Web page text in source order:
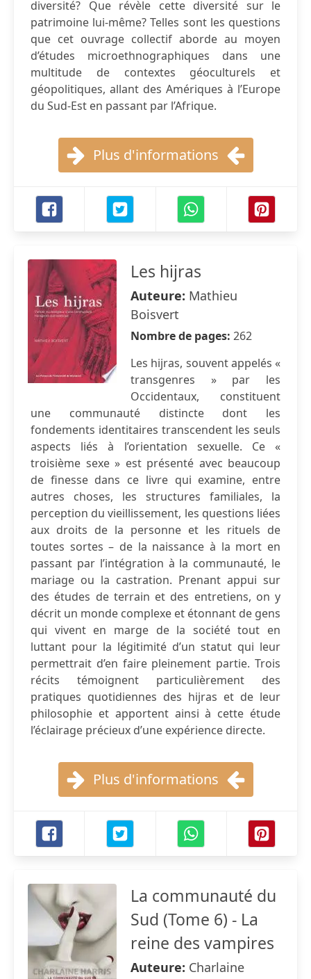
diversité? Que révèle cette diversité sur le
patrimoine lui-même? Telles sont les questions
que cet ouvrage collectif aborde au moyen
d’études microethnographiques dans une
multitude de contextes géoculturels et
géopolitiques, allant des Amériques à l’Europe
du Sud-Est en passant par l’Afrique.
Plus d'informations
Les hijras
Auteure: Mathieu
Boisvert
Nombre de pages: 262
Les hijras, souvent appelés «
transgenres » par les
Occidentaux, constituent
une communauté distincte dont les
fondements identitaires transcendent les seuls
aspects liés à l’orientation sexuelle. Ce «
troisième sexe » est présenté avec beaucoup
de finesse dans ce livre qui examine, entre
autres choses, les structures familiales, la
perception du vieillissement, les questions liées
aux droits de la personne et les rituels de
toutes sortes – de la naissance à la mort en
passant par l’intégration à la communauté, le
mariage ou la castration. Prenant appui sur
des études de terrain et des entretiens, on y
décrit un monde complexe et étonnant de gens
qui vivent en marge de la société tout en
luttant pour la légitimité d’un statut qui leur
permettrait d’en faire pleinement partie. Trois
récits témoignent particulièrement des
pratiques quotidiennes des hijras et de leur
philosophie et apportent ainsi à cette étude
l’éclairage précieux d’une expérience directe.
Plus d'informations
La communauté du
Sud (Tome 6) - La
reine des vampires
Auteure: Charlaine